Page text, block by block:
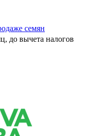
семян
до вычета налогов